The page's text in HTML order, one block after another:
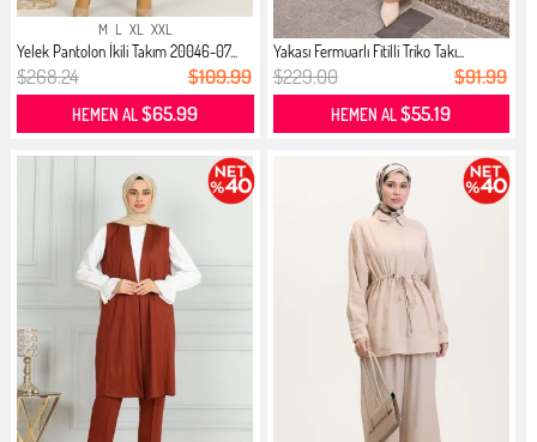
M L XL XXL
Yelek Pantolon İkili Takım 20046-07...
$268.24 $109.99
HEMEN AL$65.99
Yakası Fermuarlı Fitilli Triko Takı...
$229.00 $91.99
HEMEN AL$55.19